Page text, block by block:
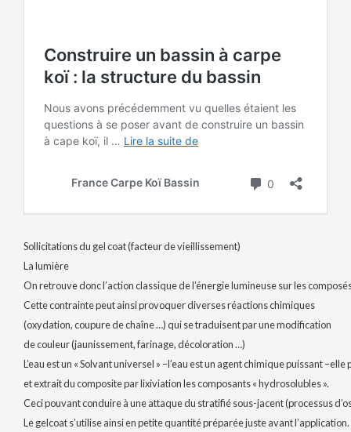
Sollicitations du gel coat (facteur de vieillissement)
La lumière
On retrouve donc l’action classique de l’énergie lumineuse sur les
Cette contrainte peut ainsi provoquer diverses réactions chimiques
(oxydation, coupure de chaîne …) qui se traduisent par une modification
de couleur (jaunissement, farinage, décoloration …)
L’eau est un « Solvant universel » –l’eau est un agent chimique puissant
et extrait du composite par lixiviation les composants « hydrosolubles ».
Ceci pouvant conduire à une attaque du stratifié sous-jacent (processus
Le gelcoat s’utilise ainsi en petite quantité préparée juste avant l’application.